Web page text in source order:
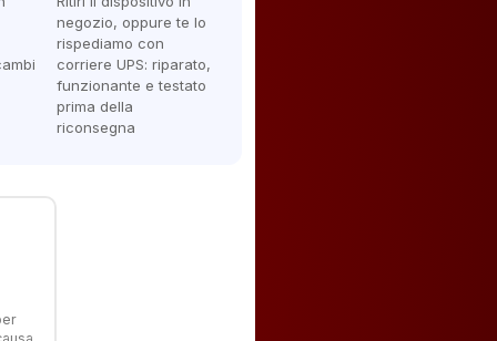
negozio, oppure te lo
rispediamo con
corriere UPS: riparato,
funzionante e testato
prima della
riconsegna